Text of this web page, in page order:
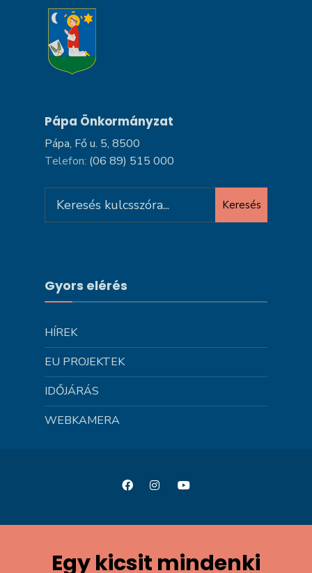
Pápa Önkormányzat
Pápa, Fő u. 5, 8500
Telefon: (06 89) 515 000
for:
Keresés
Gyors elérés
HÍREK
EU PROJEKTEK
IDŐJÁRÁS
WEBKAMERA
Egy kicsit mindenki